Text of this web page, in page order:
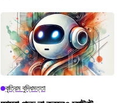
কৃত্রিম বুদ্ধিমত্তা